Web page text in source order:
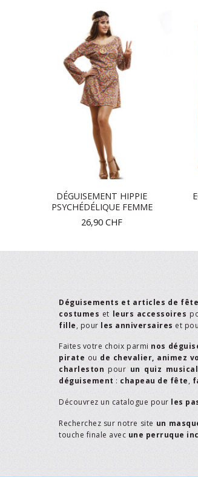
DÉGUISEMENT HIPPIE
PSYCHÉDÉLIQUE FEMME
26,90 CHF
Déguisements et articles de fête
costumes et leurs accessoires
fille, pour les anniversaires et
Faites votre choix parmi nos
pirate ou de chevalier, animez
charleston pour un quiz musical
déguisement : chapeau de fête,
Découvrez un catalogue pour les
Recherchez sur notre site un
touche finale avec une perruque